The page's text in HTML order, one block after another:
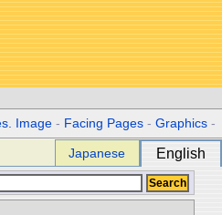
Image - Facing Pages -Graphics -
Japanese English